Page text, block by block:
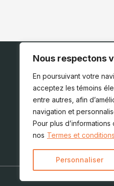
Nous respectons
En poursuivant votre
acceptez les témoins
entre autres, afin
navigation et
Pour plus d’informations
nos Termes et conditions
Personnaliser